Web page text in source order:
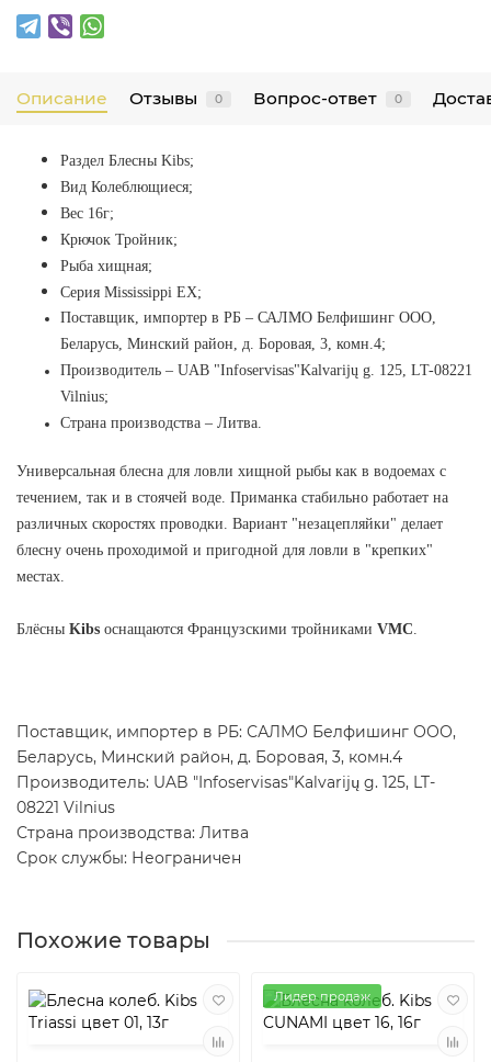
Описание Отзывы 0 Вопрос-ответ 0
Раздел Блесны Kibs;
Вид Колеблющиеся;
Вес 16г;
Крючок Тройник;
Рыба хищная;
Серия Mississippi EX;
Поставщик, импортер в РБ – САЛМО Белфишинг ООО,
Беларусь, Минский район, д. Боровая, 3, комн.4;
Производитель – UAB "Infoservisas"Kalvarijų g. 125, LT-08221
Vilnius;
Страна производства – Литва.
Универсальная блесна для ловли хищной рыбы как в водоемах с
течением, так и в стоячей воде. Приманка стабильно работает на
различных скоростях проводки. Вариант "незацепляйки" делает
блесну очень проходимой и пригодной для ловли в "крепких"
местах.
Блёсны Kibs оснащаются Французскими тройниками VMC.
Поставщик, импортер в РБ: САЛМО Белфишинг ООО,
Беларусь, Минский район, д. Боровая, 3, комн.4
Производитель: UAB "Infoservisas"Kalvarijų g. 125, LT-
08221 Vilnius
Страна производства: Литва
Срок службы: Неограничен
Похожие товары
Лидер продаж